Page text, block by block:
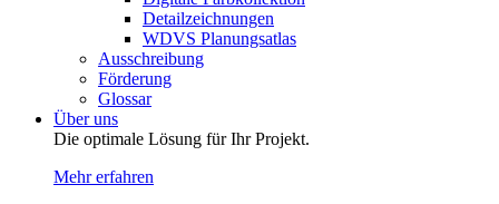
Detailzeichnungen
WDVS Planungsatlas
Ausschreibung
Förderung
Glossar
Über uns
Die optimale Lösung für Ihr Projekt.
Mehr erfahren